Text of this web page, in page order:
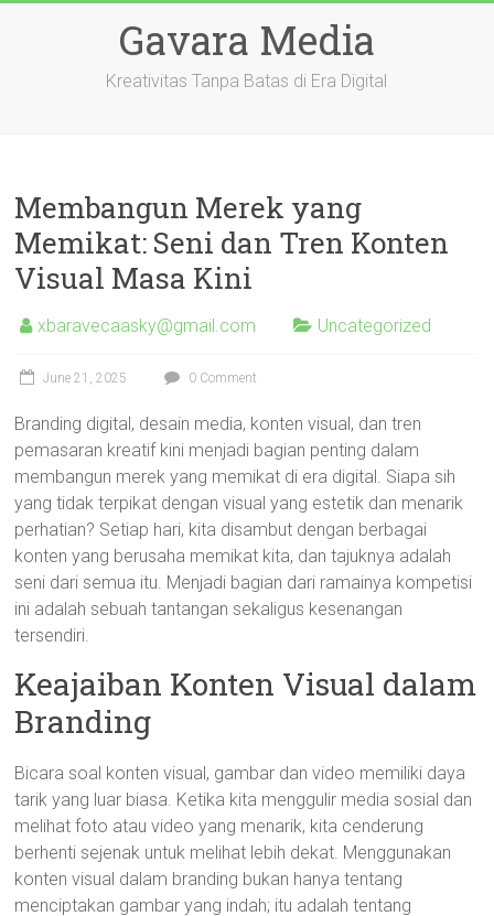
Gavara Media
Kreativitas Tanpa Batas di Era Digital
Membangun Merek yang
Memikat: Seni dan Tren Konten
Visual Masa Kini
xbaravecaasky@gmail.com Uncategorized
June 21, 2025 0 Comment
Branding digital, desain media, konten visual, dan tren
pemasaran kreatif kini menjadi bagian penting dalam
membangun merek yang memikat di era digital. Siapa sih
yang tidak terpikat dengan visual yang estetik dan menarik
perhatian? Setiap hari, kita disambut dengan berbagai
konten yang berusaha memikat kita, dan tajuknya adalah
seni dari semua itu. Menjadi bagian dari ramainya kompetisi
ini adalah sebuah tantangan sekaligus kesenangan
tersendiri.
Keajaiban Konten Visual dalam
Branding
Bicara soal konten visual, gambar dan video memiliki daya
tarik yang luar biasa. Ketika kita menggulir media sosial dan
melihat foto atau video yang menarik, kita cenderung
berhenti sejenak untuk melihat lebih dekat. Menggunakan
konten visual dalam branding bukan hanya tentang
menciptakan gambar yang indah; itu adalah tentang